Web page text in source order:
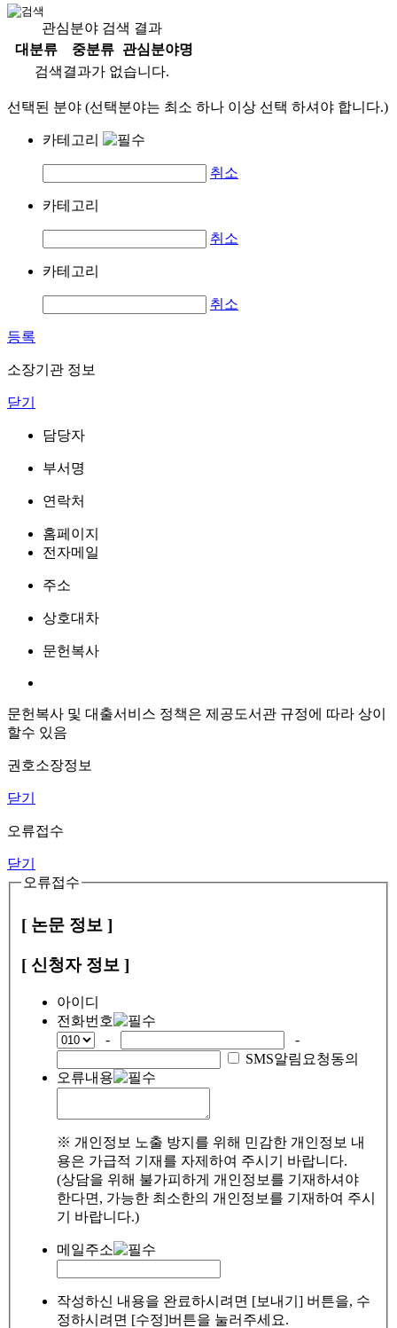
관심분야 검색 결과
대분류
중분류
관심분야명
검색결과가 없습니다.
선택된 분야 (선택분야는 최소 하나 이상 선택 하셔야 합니다.)
카테고리
취소
카테고리
취소
카테고리
취소
등록
소장기관 정보
닫기
담당자
부서명
연락처
홈페이지
전자메일
주소
상호대차
문헌복사
문헌복사 및 대출서비스 정책은 제공도서관 규정에 따라 상이
할수 있음
권호소장정보
닫기
오류접수
닫기
오류접수
[ 논문 정보 ]
[ 신청자 정보 ]
아이디
전화번호
-
-
SMS알림요청동의
오류내용
※ 개인정보 노출 방지를 위해 민감한 개인정보 내
용은 가급적 기재를 자제하여 주시기 바랍니다.
(상담을 위해 불가피하게 개인정보를 기재하셔야
한다면, 가능한 최소한의 개인정보를 기재하여 주시
기 바랍니다.)
메일주소
작성하신 내용을 완료하시려면 [보내기] 버튼을, 수
정하시려면 [수정]버튼을 눌러주세요.